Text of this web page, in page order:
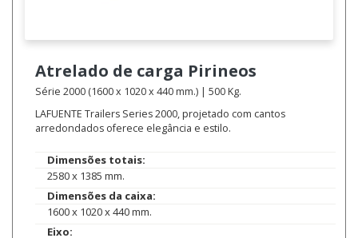
Atrelado de carga Pirineos
Série 2000 (1600 x 1020 x 440 mm.) | 500 Kg.
LAFUENTE Trailers Series 2000, projetado com cantos
arredondados oferece elegância e estilo.
Dimensões totais:
2580 x 1385 mm.
Dimensões da caixa:
1600 x 1020 x 440 mm.
Eixo: